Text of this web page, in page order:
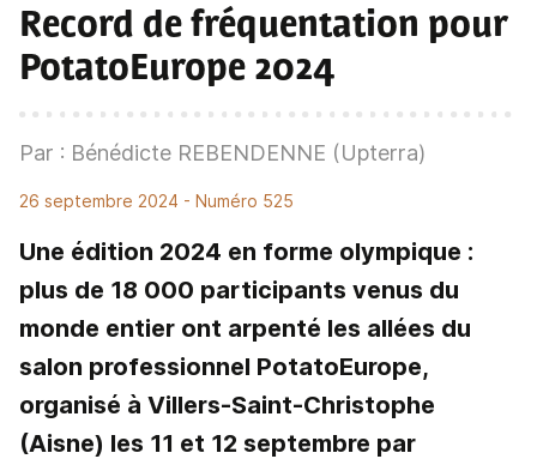
Record de fréquentation pour
PotatoEurope 2024
Par : Bénédicte REBENDENNE (Upterra)
26 septembre 2024 - Numéro 525
Une édition 2024 en forme olympique :
plus de 18 000 participants venus du
monde entier ont arpenté les allées du
salon professionnel PotatoEurope,
organisé à Villers-Saint-Christophe
(Aisne) les 11 et 12 septembre par